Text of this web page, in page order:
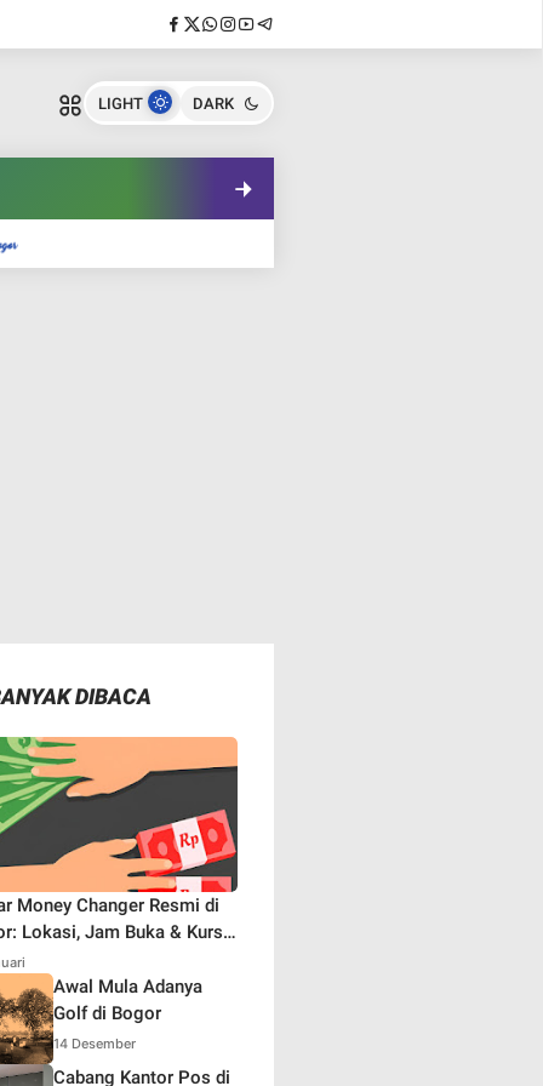
LIGHT DARK
DIBACA
Money Changer Resmi di
Lokasi, Jam Buka & Kurs
Awal Mula Adanya
Golf di Bogor
14 Desember
Cabang Kantor Pos di